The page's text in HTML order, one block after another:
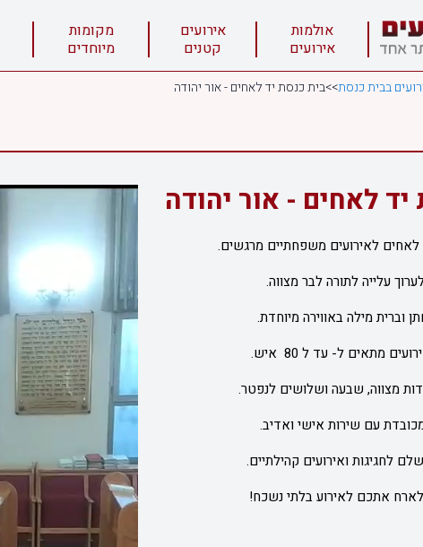
אולמות
אירועים
אירועים
קטנים
מקומות
מיוחדים
בבית כנסת>>בית כנסת יד לאחים - אור יהודה
יד לאחים - אור יהודה
לאחים לאירועים משפחתיים מרגשים.
עלייה לתורה לבר מצווה.
וברית מילה באווירה מיוחדת.
מתאים ל- עד ל 80 איש.
מצווה, שבעה ושלושים לנפטר.
עם שירות אישי ואדיב.
לחגיגות ואירועים קהילתיים.
אתכם לאירוע בלתי נשכח!